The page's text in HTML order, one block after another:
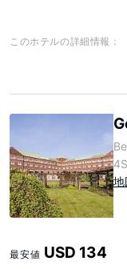
このホテルの詳細情報：
地
最安値 USD 134